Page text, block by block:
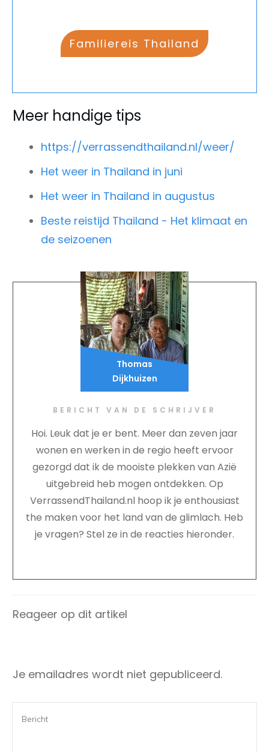
Familiereis Thailand
Meer handige tips
https://verrassendthailand.nl/weer/
Het weer in Thailand in juni
Het weer in Thailand in augustus
Beste reistijd Thailand - Het klimaat en
de seizoenen
BERICHT VAN DE SCHRIJVER
Hoi. Leuk dat je er bent. Meer dan zeven jaar
wonen en werken in de regio heeft ervoor
gezorgd dat ik de mooiste plekken van Azië
uitgebreid heb mogen ontdekken. Op
VerrassendThailand.nl hoop ik je enthousiast
the maken voor het land van de glimlach. Heb
je vragen? Stel ze in de reacties hieronder.
Thomas
Dijkhuizen
Reageer op dit artikel
Je emailadres wordt niet gepubliceerd.